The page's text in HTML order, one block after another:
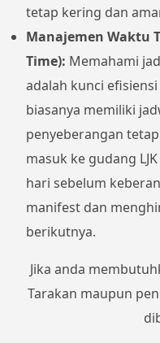
tetap kering dan
Manajemen Waktu
Time): Memahami
adalah kunci
biasanya memiliki
penyeberangan
masuk ke gudang
hari sebelum
manifest dan
berikutnya.
Jika anda
Tarakan maupun